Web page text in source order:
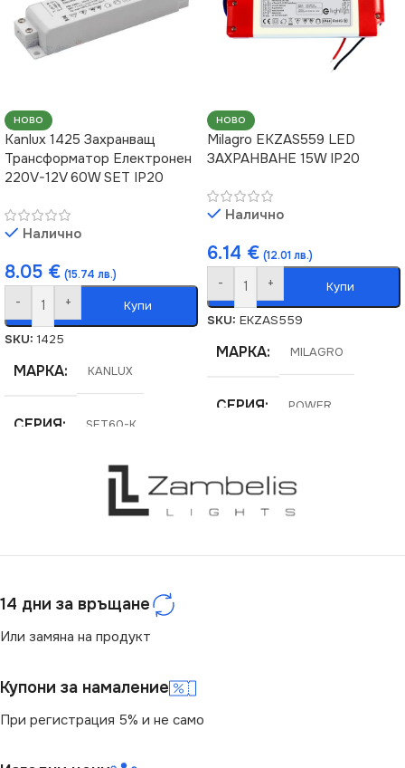
НОВО
Kanlux 1425 Захранващ
Трансформатор Електронен
220V-12V 60W SET IP20
Налично
8.05 € (15.74 лв.)
- + Купи
SKU: 1425
МАРКА KANLUX
СЕРИЯ SET60-K
СТЕПЕН НА ЗАЩИТА
НОВО
Milagro EKZAS559 LED
ЗАХРАНВАНЕ 15W IP20
Налично
6.14 € (12.01 лв.)
- + Купи
SKU: EKZAS559
МАРКА MILAGRO
СЕРИЯ POWER
СТЕПЕН НА ЗАЩИТА
IP20
14 дни за връщане
Или замяна на продукт
Купони за намаление
При регистрация 5% и не само